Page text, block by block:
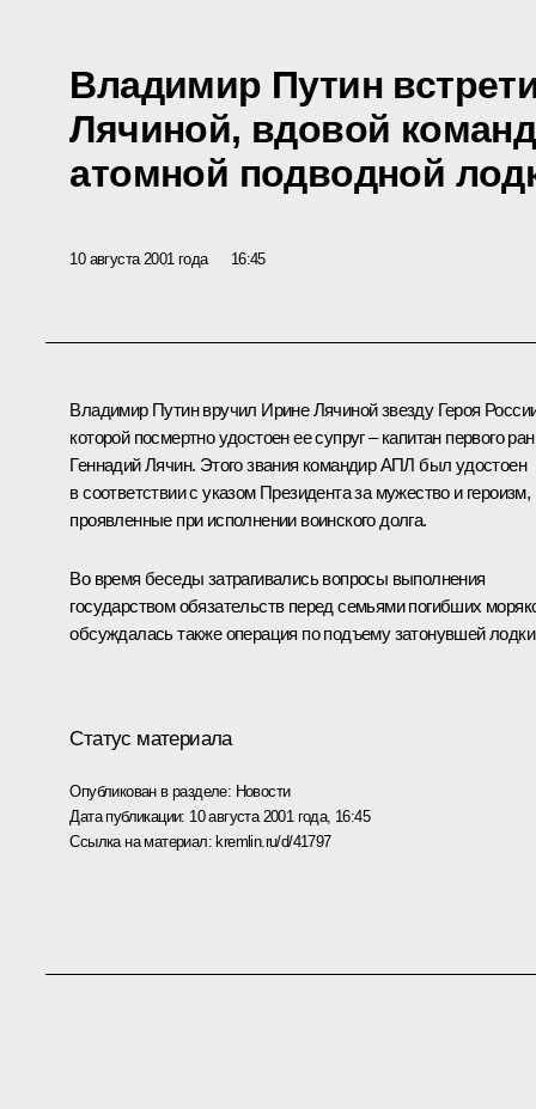
Владимир Путин
Лячиной, вдовой
атомной подводной
10 августа 2001 года 16:45
Владимир Путин вручил Ирине Лячиной звезду Героя
которой посмертно удостоен ее супруг – капитан первого
Геннадий Лячин. Этого звания командир АПЛ был удостоен
в соответствии с указом Президента за мужество и героизм,
проявленные при исполнении воинского долга.
Во время беседы затрагивались вопросы выполнения
государством обязательств перед семьями погибших
обсуждалась также операция по подъему затонувшей
Статус материала
Опубликован в разделе: Новости
Дата публикации: 10 августа 2001 года, 16:45
Ссылка на материал:kremlin.ru/d/41797